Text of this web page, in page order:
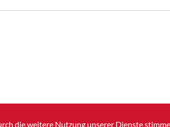
die weitere Nutzung unserer Dienste